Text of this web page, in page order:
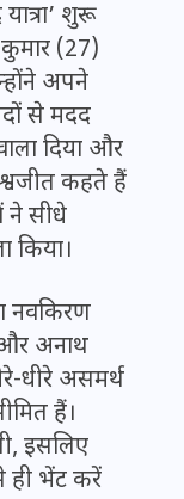
शुरू
(27)
अपने
से मदद
दिया और
कहते हैं
ने सीधे
किया।
नवकिरण
अनाथ
धीरे असमर्थ
हैं।
इसलिए
ही भेंट करें